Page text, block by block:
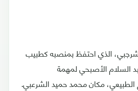
الذي احتفظ بمنصبه كطبيب
السلام الأصبحي لمهمة
مكان محمد حميد الشرعبي.